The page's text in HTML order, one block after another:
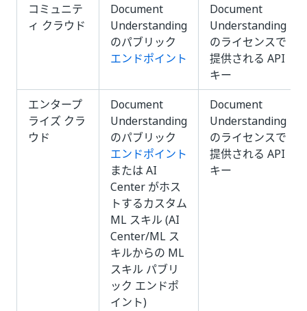
コミュニテ
ィ クラウド
Document
Understanding
のパブリック
エンドポイント
Document
Understanding
のライセンスで
提供される API
キー
エンタープ
ライズ クラ
ウド
Document
Understanding
のパブリック
エンドポイント
または AI
Center がホス
トするカスタム
ML スキル (AI
Center/ML ス
キルからの ML
スキル パブリ
ック エンドポ
イント)
Document
Understanding
のライセンスで
提供される API
キー